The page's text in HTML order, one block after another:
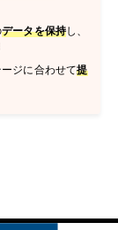
データを保持し、
ジに合わせて提